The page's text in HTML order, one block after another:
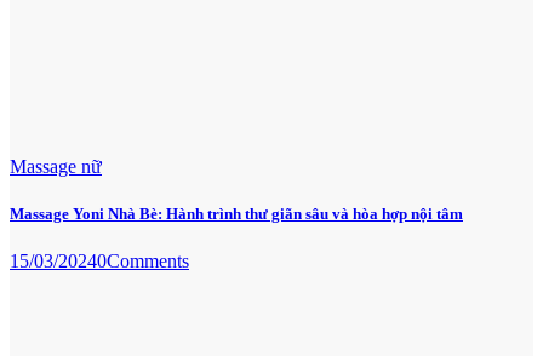
Massage nữ
Massage Yoni Nhà Bè: Hành trình thư giãn sâu và hòa hợp nội tâm
15/03/20240Comments